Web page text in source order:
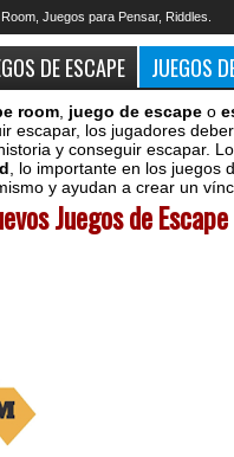
Juegos para Pensar, Riddles.
DE ESCAPE JUEGOS
room juego de escape o
escapar, los jugadores
y conseguir escapar.
, lo importante en los juegos
y ayudan a crear un
Juegos de